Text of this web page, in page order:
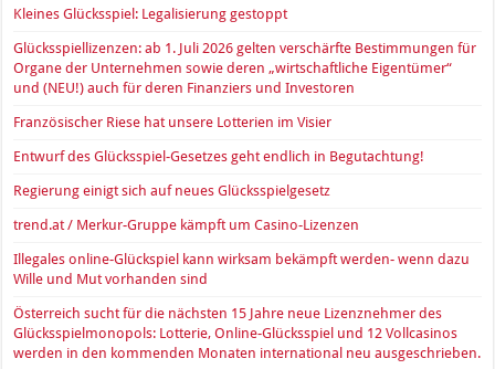
Kleines Glücksspiel: Legalisierung gestoppt
Glücksspiellizenzen: ab 1. Juli 2026 gelten verschärfte Bestimmungen für
Organe der Unternehmen sowie deren „wirtschaftliche Eigentümer“
und (NEU!) auch für deren Finanziers und Investoren
Französischer Riese hat unsere Lotterien im Visier
Entwurf des Glücksspiel-Gesetzes geht endlich in Begutachtung!
Regierung einigt sich auf neues Glücksspielgesetz
trend.at / Merkur-Gruppe kämpft um Casino-Lizenzen
Illegales online-Glückspiel kann wirksam bekämpft werden- wenn dazu
Wille und Mut vorhanden sind
Österreich sucht für die nächsten 15 Jahre neue Lizenznehmer des
Glücksspielmonopols: Lotterie, Online-Glücksspiel und 12 Vollcasinos
werden in den kommenden Monaten international neu ausgeschrieben.